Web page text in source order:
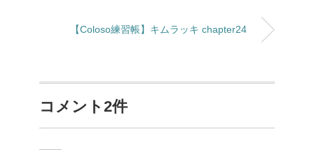
【Coloso練習帳】キムラッキ chapter24
コメント2件